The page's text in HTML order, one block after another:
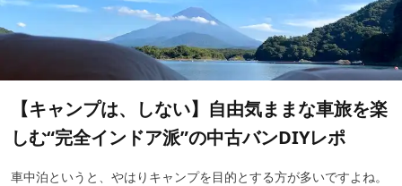
【キャンプは、しない】自由気ままな車旅を楽
しむ“完全インドア派”の中古バンDIYレポ
車中泊というと、やはりキャンプを目的とする方が多いですよね。